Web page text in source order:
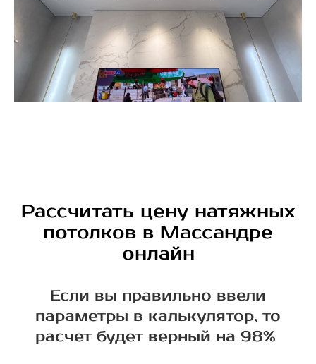
Рассчитать цену натяжных
потолков в Массандре
онлайн
Если вы правильно ввели
параметры в калькулятор, то
расчет будет верный на 98%